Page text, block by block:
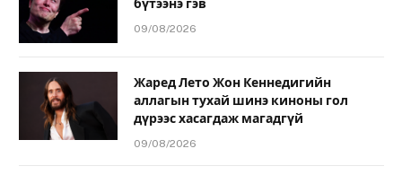
бүтээнэ гэв
09/08/2026
Жаред Лето Жон Кеннедигийн
аллагын тухай шинэ киноны гол
дүрээс хасагдаж магадгүй
09/08/2026